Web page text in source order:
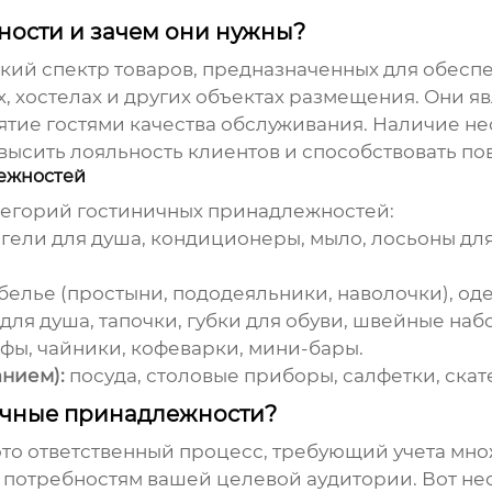
и зачем они нужны?
спектр товаров, предназначенных для
хостелах и других объектах размещения.
гостями качества обслуживания. Наличие
лояльность клиентов и способствовать
гостиничных принадлежностей:
для душа, кондиционеры, мыло, лосьоны
(простыни, пододеяльники, наволочки),
душа, тапочки, губки для обуви, швейные
чайники, кофеварки, мини-бары.
посуда, столовые приборы, салфетки,
принадлежности?
ответственный процесс, требующий учета
вашей целевой аудитории. Вот